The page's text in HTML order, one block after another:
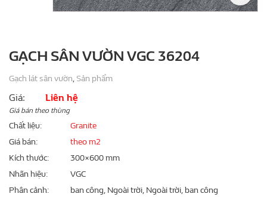
GẠCH SÂN VƯỜN VGC 36204
Gạch lát sân vườn, Sản phẩm
Giá: Liên hệ
Giá bán theo thùng
Chất liệu
Granite
Giá bán
theo m2
Kích thước
300×600 mm
Nhãn hiệu
VGC
Phân cảnh
ban công, Ngoài trời, Ngoài trời, ban công